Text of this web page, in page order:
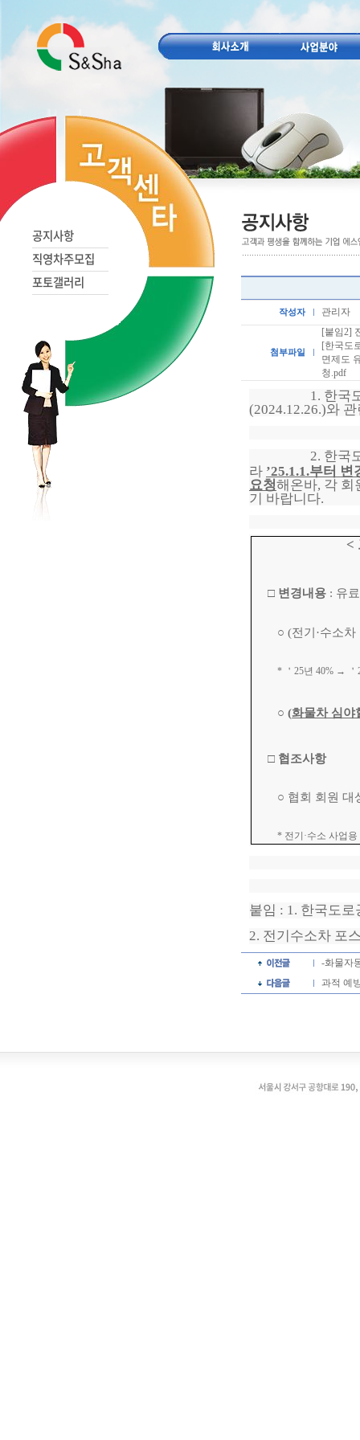
공지사항
직영차주모집
포토갤러리
작성자 관리자
첨부파일
[붙임2]
[한국도
면제도
청.pdf
1. 한국
(2024.12.26.)와
2. 한국
라 ’25.1.1.부터 변
요청해온바, 각 회
기 바랍니다.
<
□ 변경내용 : 유
○(전기 ·수소차
* ＇25년40% → ＇
○(화물차 심야
□ 협조사항
○ 협회 회원 대
* 전기 ·수소 사업
붙임 : 1. 한국도
2. 전기수소차 포
-화물자
과적 예